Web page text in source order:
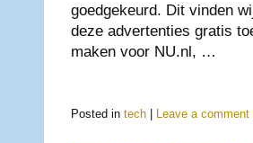
goedgekeurd. Dit vinden
deze advertenties gratis
maken voor NU.nl, …
Posted in tech Leave a comment